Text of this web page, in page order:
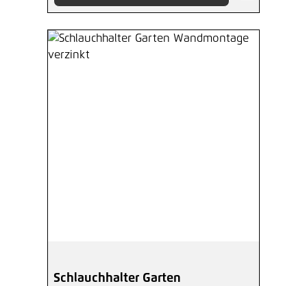
Schlauchhalter Garten